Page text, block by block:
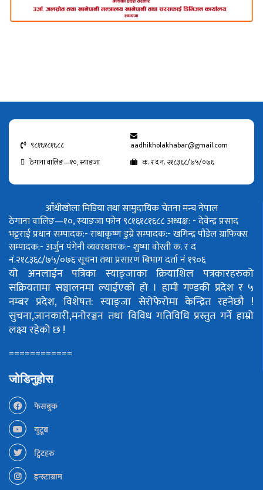
९८१६१८१६८८
aadhikholakhabar@gmail.com
ठेगाना वालिङ—१०, स्याङजा
क. र द नं. २१८३६८/७५/०७६
आँधीखोला मिडिया तथा सामुदायिक चेतना मन्च नेपाल
ठेगाना वालिङ—१०, स्याङजा फोन ९८१६१८१६८८अध्यक्ष: - देवेन्द्र प्रसाद
भट्टराईप्रधान सम्पादक:- राधाकृष्ण डुम्रेसम्पादक:- खगिन्द्र पौडेलग्राफिक्स
सम्पादक:- अर्जुन पंगेनीव्यवस्थापक:- शुष्मा वोस्तीक. र द
नं.२१८३६८/७५/०७६सूचना तथा प्रसारण बिभाग दर्ता नं १९०६
यो अनलाईन पत्रिका स्याङ्जाका क्रियाशिल पत्रकारहरुको
सक्रियतामा सञ्चालनमा ल्याईएको हो । हामी गण्डकी प्रदेश र ५
नम्बर प्रदेश, विशेषत: स्याङ्जा सेरोफेरोमा केन्द्रित रहनेछौ !
सुचना,जानकारी,मनोरञ्जन तथा विविध गतिविधि प्रस्तुत गर्ने हाम्रो
लक्ष्य रहेको छ !
============
जोडिनुहोस
फेसबुक
युटूब
ट्विटहरु
इन्स्टाग्राम